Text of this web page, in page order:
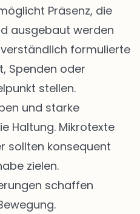
Präsenz, die
ausgebaut werden
formulierte
Spenden oder
stellen.
und starke
Haltung. Mikrotexte
sollten konsequent
zielen.
schaffen